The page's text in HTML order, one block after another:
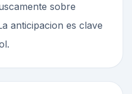
sobre
anticipacion es clave